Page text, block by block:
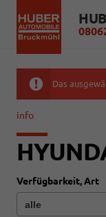
Das
info
Verfügbarkeit, Art